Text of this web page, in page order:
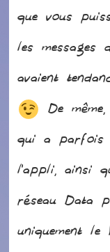
que vous
les messages
avaient
De
qui a parfois
l’appli, ainsi
réseau Data
uniquement